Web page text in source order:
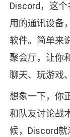
Discord，这
用的通讯设备
软件。简单来
聚会厅，让你
聊天、玩游戏
想象一下，你
和队友讨论战
候，Discord